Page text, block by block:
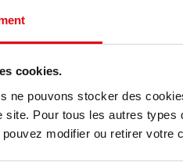
cookies.
ne pouvons stocker des
site. Pour tous les autres
modifier ou retirer votre